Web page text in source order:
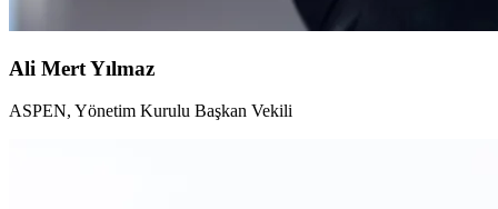
Ali Mert Yılmaz
ASPEN, Yönetim Kurulu Başkan Vekili